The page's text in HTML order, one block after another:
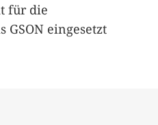
für die
eingesetzt